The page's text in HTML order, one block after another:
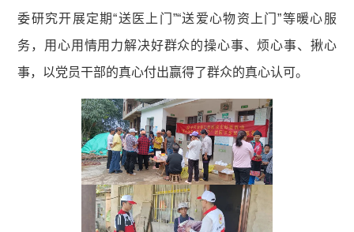
委研究开展定期“送医上门”“送爱心物资上门”等暖心服
务，用心用情用力解决好群众的操心事、烦心事、揪心
事，以党员干部的真心付出赢得了群众的真心认可。